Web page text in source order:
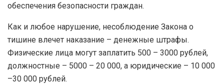
обеспечения безопасности граждан.
Как и любое нарушение, несоблюдение Закона о
тишине влечет наказание – денежные штрафы.
Физические лица могут заплатить 500 – 3000 рублей,
должностные – 5000 – 20 000, а юридические – 10 000
–30 000 рублей.